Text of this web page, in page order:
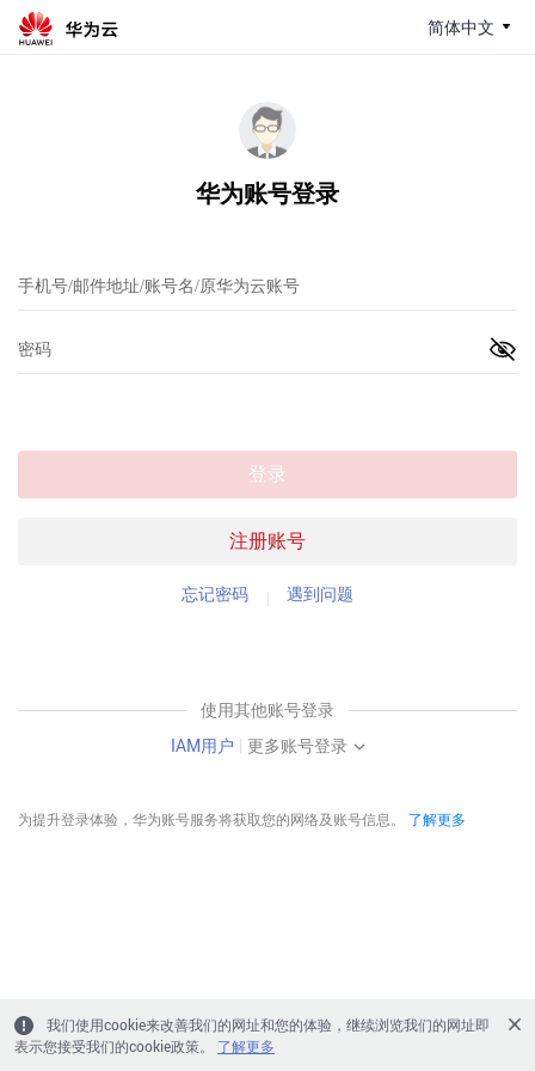
简体中文
华为账号登录
注册账号
登录
忘记密码 遇到问题
使用其他账号登录
IAM用户 | 更多账号登录
为提升登录体验，华为账号服务将获取您的网络及账号信息。 了解更多
我们使用cookie来改善我们的网址和您的体验，继续浏览我们的网址即
表示您接受我们的cookie政策。
了解更多